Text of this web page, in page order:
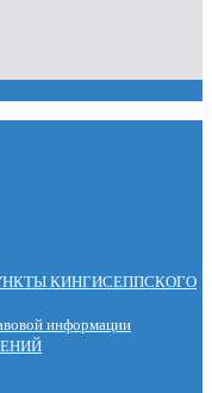
КИНГИСЕППСКОГО
информации